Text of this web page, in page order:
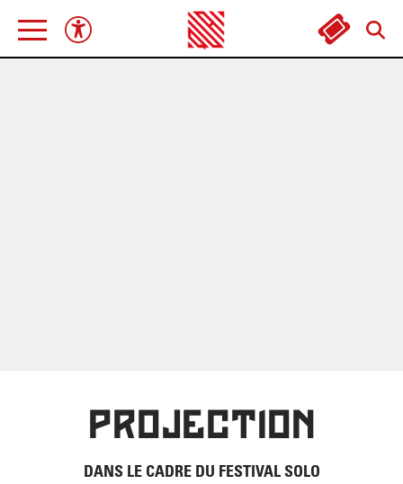
PROJECTION
DANS LE CADRE DU FESTIVAL SOLO